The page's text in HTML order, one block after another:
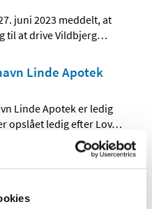
juni 2023 meddelt, at
til at drive Vildbjerg…
Linde Apotek
Linde Apotek er ledig
opslået ledig efter Lov…
Apotek